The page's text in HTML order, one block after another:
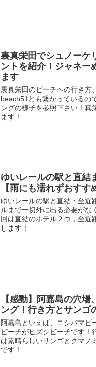
裏真栄田でシュノーケ
ントを紹介！ジャネー
ます
裏真栄田のビーチへの行き方
beach51とも繋がっているの
ングの様子を参照下さい！真
ます！
ゆいレールの駅と直結
【雨にも濡れずおすす
ゆいレールの駅と直結・至近
ルまで一切外に出る必要がな
回は直結のホテル２つ，至近
します！
【感動】阿嘉島の穴
ング！行き方とサンゴ
阿嘉島といえば、ニシバマビ
ビーチがヒズシビーチです！
は素晴らしいサンゴとクマノ
です！